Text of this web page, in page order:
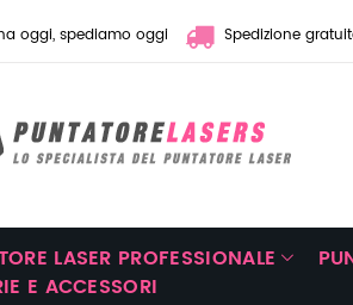
oggi, spediamo oggi Spedizione
LASER PROFESSIONALE
E ACCESSORI